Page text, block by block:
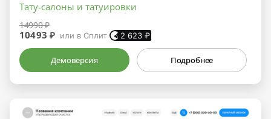
Тату-салоны и татуировки
14990 ₽
10493 ₽ или в Сплит 2 623 ₽
Демоверсия Подробнее